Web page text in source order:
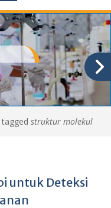
struktur molekul
untuk Deteksi